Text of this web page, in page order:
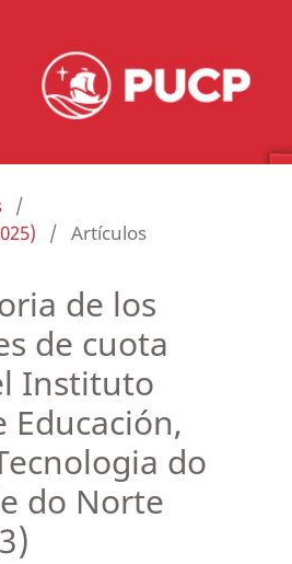
/
/ Artículos
de los
de cuota
Instituto
Educación,
do
do Norte